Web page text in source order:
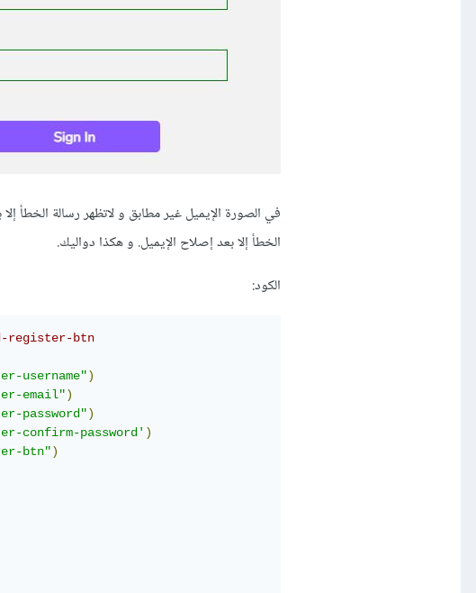
الخطأ إلا بعد إصلاح الإيميل. و هكذا دواليك.
الكود:
register-btn
username")
email")
password")
confirm-password' )
btn")